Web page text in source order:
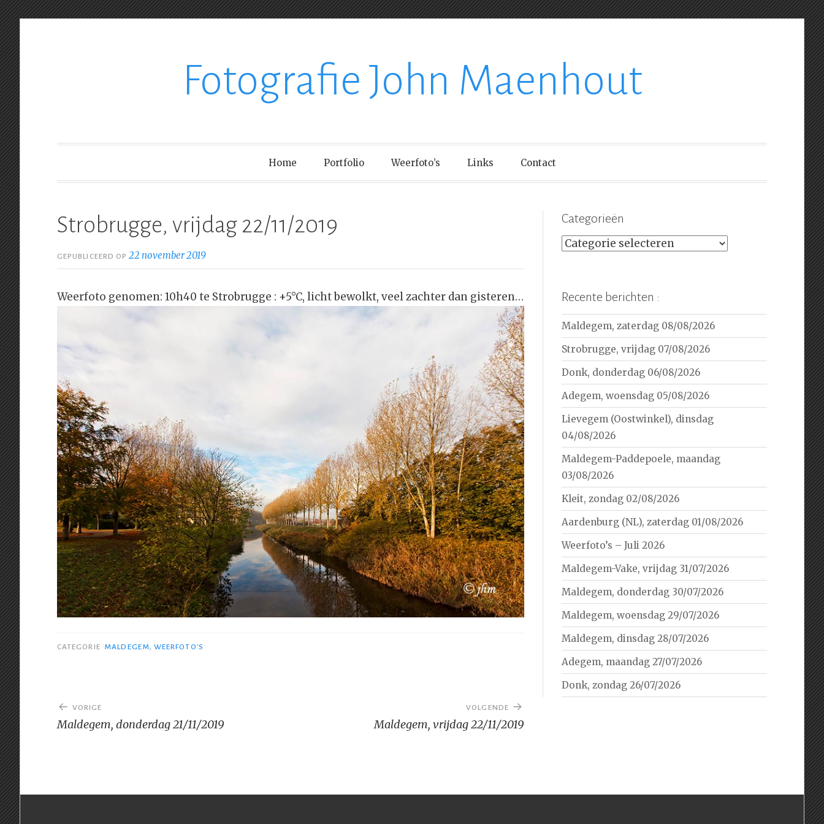
Fotografie John Maenhout
Home Portfolio Weerfoto’s Links Contact
Strobrugge, vrijdag 22/11/2019
GEPUBLICEERD OP22 november 2019
Weerfoto genomen: 10h40 te Strobrugge : +5°C, licht bewolkt, veel zachter dan gisteren…
CATEGORIE MALDEGEM, WEERFOTO'S
Bericht
navigatie
VORIGE
Maldegem, donderdag 21/11/2019
VOLGENDE
Maldegem, vrijdag 22/11/2019
Categorieën
Categorieën
Recente berichten :
Maldegem, zaterdag 08/08/2026
Strobrugge, vrijdag 07/08/2026
Donk, donderdag 06/08/2026
Adegem, woensdag 05/08/2026
Lievegem (Oostwinkel), dinsdag
04/08/2026
Maldegem-Paddepoele, maandag
03/08/2026
Kleit, zondag 02/08/2026
Aardenburg (NL), zaterdag 01/08/2026
Weerfoto’s – Juli 2026
Maldegem-Vake, vrijdag 31/07/2026
Maldegem, donderdag 30/07/2026
Maldegem, woensdag 29/07/2026
Maldegem, dinsdag 28/07/2026
Adegem, maandag 27/07/2026
Donk, zondag 26/07/2026